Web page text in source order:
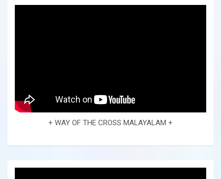
+ WAY OF THE CROSS MALAYALAM +